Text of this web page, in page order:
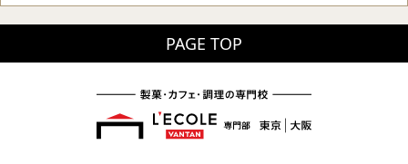
PAGE TOP